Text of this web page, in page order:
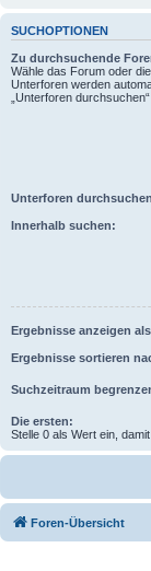
SUCHOPTIONEN
Zu durchsuchende
Wähle das Forum oder
Unterforen werden
„Unterforen
Unterforen
Innerhalb suchen:
Ergebnisse anzeigen
Ergebnisse sortieren
Suchzeitraum
Die ersten:
Stelle 0 als Wert ein,
Foren-Übersicht